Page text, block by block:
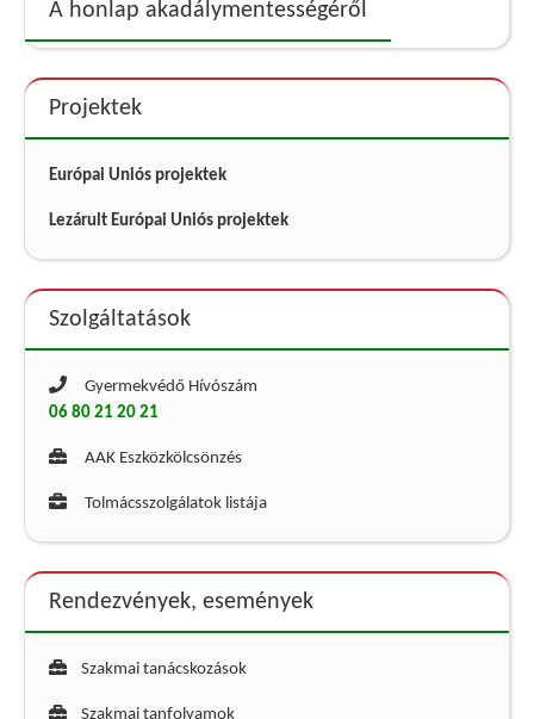
A honlap akadálymentességéről
Projektek
Európai Uniós projektek
Lezárult Európai Uniós projektek
Szolgáltatások
Gyermekvédő Hívószám
06 80 21 20 21
AAK Eszközkölcsönzés
Tolmácsszolgálatok listája
Rendezvények, események
Szakmai tanácskozások
Szakmai tanfolyamok